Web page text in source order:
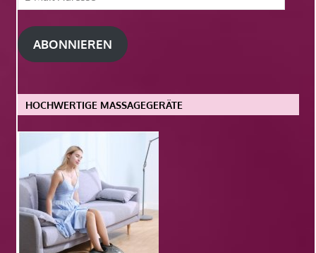
Mail-
Adresse
ABONNIEREN
HOCHWERTIGE MASSAGEGERÄTE